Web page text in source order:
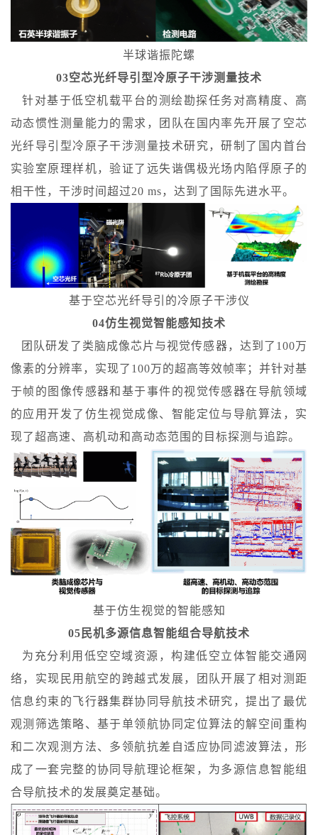
半球谐振陀螺
03空芯光纤导引型冷原子干涉测量技术
针对基于低空机载平台的测绘勘探任务对高精度、高
动态惯性测量能力的需求，团队在国内率先开展了空芯
光纤导引型冷原子干涉测量技术研究，研制了国内首台
实验室原理样机，验证了远失谐偶极光场内陷俘原子的
相干性，干涉时间超过20 ms，达到了国际先进水平。
基于空芯光纤导引的冷原子干涉仪
04仿生视觉智能感知技术
团队研发了类脑成像芯片与视觉传感器，达到了100万
像素的分辨率，实现了100万的超高等效帧率；并针对基
于帧的图像传感器和基于事件的视觉传感器在导航领域
的应用开发了仿生视觉成像、智能定位与导航算法，实
现了超高速、高机动和高动态范围的目标探测与追踪。
基于仿生视觉的智能感知
05民机多源信息智能组合导航技术
为充分利用低空空域资源，构建低空立体智能交通网
络，实现民用航空的跨越式发展，团队开展了相对测距
信息约束的飞行器集群协同导航技术研究，提出了最优
观测筛选策略、基于单领航协同定位算法的解空间重构
和二次观测方法、多领航抗差自适应协同滤波算法，形
成了一套完整的协同导航理论框架，为多源信息智能组
合导航技术的发展奠定基础。